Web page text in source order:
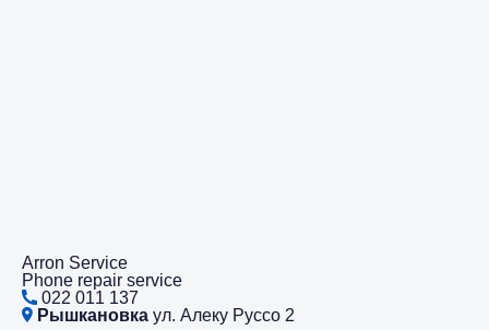
Arron Service
Phone repair service
022 011 137
Рышкановка ул. Алеку Руссо 2